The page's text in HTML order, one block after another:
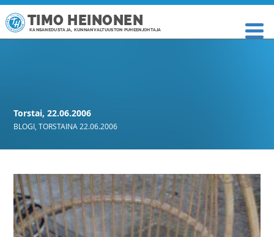
TIMO HEINONEN
KANSANEDUSTAJA, KUNNANVALTUUSTON PUHEENJOHTAJA
Torstai, 22.06.2006
BLOGI ,TORSTAINA 22.06.2006